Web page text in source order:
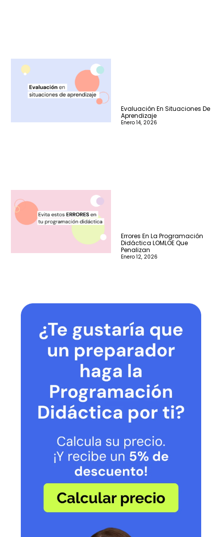
Evaluación En Situaciones De
Aprendizaje
Enero 14, 2026
Errores En La Programación
Didáctica LOMLOE Que
Penalizan
Enero 12, 2026